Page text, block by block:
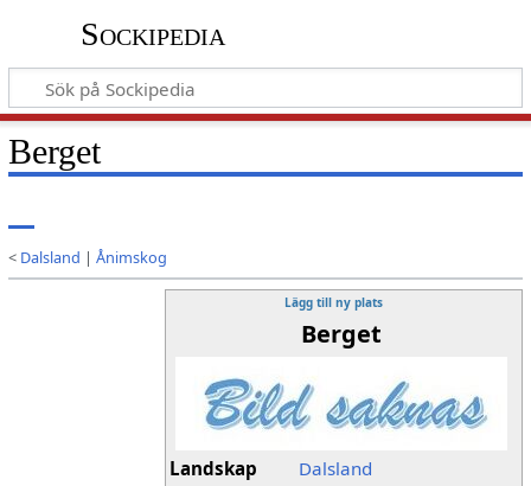
Sockipedia
Berget
< Dalsland | Ånimskog
Lägg till ny plats
Berget
Landskap
Dalsland